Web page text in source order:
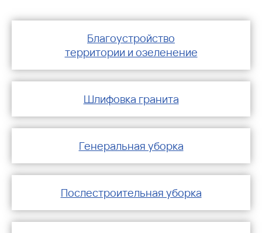
Благоустройство
территории и озеленение
Шлифовка гранита
Генеральная уборка
Послестроительная уборка